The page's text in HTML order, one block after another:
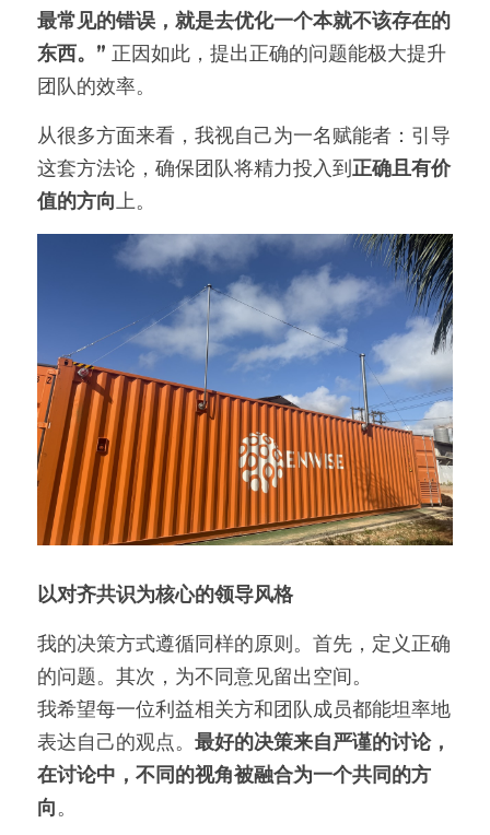
最常见的错误，就是去优化一个本就不该存在的
东西。” 正因如此，提出正确的问题能极大提升
团队的效率。
从很多方面来看，我视自己为一名赋能者：引导
这套方法论，确保团队将精力投入到 正确且有价
值的方向上。
以对齐共识为核心的领导风格
我的决策方式遵循同样的原则。首先，定义正确
的问题。其次，为不同意见留出空间。
我希望每一位利益相关方和团队成员都能坦率地
表达自己的观点。 最好的决策来自严谨的讨论，
在讨论中，不同的视角被融合为一个共同的方
向。